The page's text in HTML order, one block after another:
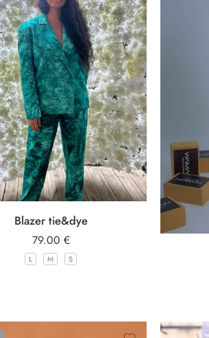
Blazer tie&dye
79.00 €
L M S